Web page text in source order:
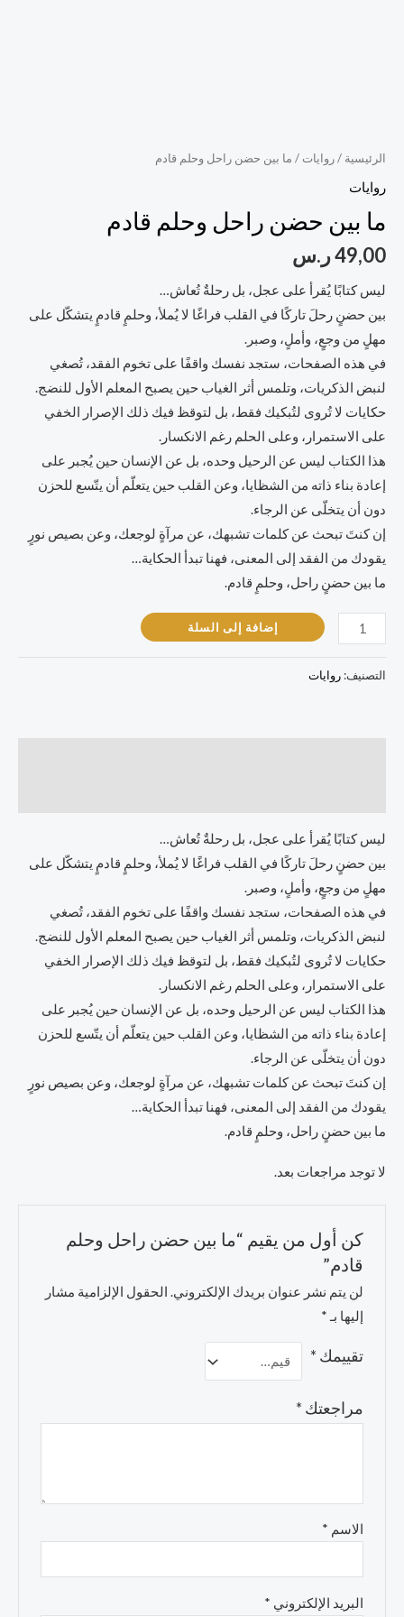
الرئيسية /روايات / ما بين حضن راحل وحلم قادم
روايات
ما بين حضن راحل وحلم قادم
49,00ر.س
ليس كتابًا يُقرأ على عجل، بل رحلةٌ تُعاش…
بين حضنٍ رحلَ تاركًا في القلب فراغًا لا يُملأ، وحلمٍ قادمٍ يتشكّل على
مهلٍ من وجعٍ، وأملٍ، وصبر.
في هذه الصفحات، ستجد نفسك واقفًا على تخوم الفقد، تُصغي
لنبض الذكريات، وتلمس أثر الغياب حين يصبح المعلم الأول للنضج.
حكايات لا تُروى لتُبكيك فقط، بل لتوقظ فيك ذلك الإصرار الخفي
على الاستمرار، وعلى الحلم رغم الانكسار.
هذا الكتاب ليس عن الرحيل وحده، بل عن الإنسان حين يُجبر على
إعادة بناء ذاته من الشظايا، وعن القلب حين يتعلّم أن يتّسع للحزن
دون أن يتخلّى عن الرجاء.
إن كنتَ تبحث عن كلمات تشبهك، عن مرآةٍ لوجعك، وعن بصيص نورٍ
يقودك من الفقد إلى المعنى، فهنا تبدأ الحكاية…
ما بين حضنٍ راحل، وحلمٍ قادم.
إضافة إلى السلة
التصنيف: روايات
ليس كتابًا يُقرأ على عجل، بل رحلةٌ تُعاش…
بين حضنٍ رحلَ تاركًا في القلب فراغًا لا يُملأ، وحلمٍ قادمٍ يتشكّل على
مهلٍ من وجعٍ، وأملٍ، وصبر.
في هذه الصفحات، ستجد نفسك واقفًا على تخوم الفقد، تُصغي
لنبض الذكريات، وتلمس أثر الغياب حين يصبح المعلم الأول للنضج.
حكايات لا تُروى لتُبكيك فقط، بل لتوقظ فيك ذلك الإصرار الخفي
على الاستمرار، وعلى الحلم رغم الانكسار.
هذا الكتاب ليس عن الرحيل وحده، بل عن الإنسان حين يُجبر على
إعادة بناء ذاته من الشظايا، وعن القلب حين يتعلّم أن يتّسع للحزن
دون أن يتخلّى عن الرجاء.
إن كنتَ تبحث عن كلمات تشبهك، عن مرآةٍ لوجعك، وعن بصيص نورٍ
يقودك من الفقد إلى المعنى، فهنا تبدأ الحكاية…
ما بين حضنٍ راحل، وحلمٍ قادم.
لا توجد مراجعات بعد.
كن أول من يقيم “ما بين حضن راحل وحلم
قادم”
لن يتم نشر عنوان بريدك الإلكتروني. الحقول الإلزامية مشار
إليها بـ *
تقييمك *
مراجعتك *
الاسم *
البريد الإلكتروني *